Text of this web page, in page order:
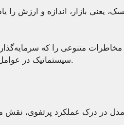
متنوعی را که
سیستماتیک در عوامل بازار، اندازه و ارزش که بیشترین تأثیر را دارند.